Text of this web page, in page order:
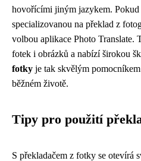
hovořícími jiným jazykem. Pokud
specializovanou na překlad z
volbou aplikace Photo Translate.
fotek i obrázků a nabízí širokou
fotky je tak skvělým
běžném životě.
Tipy pro použití
S překladačem z fotky se otevírá